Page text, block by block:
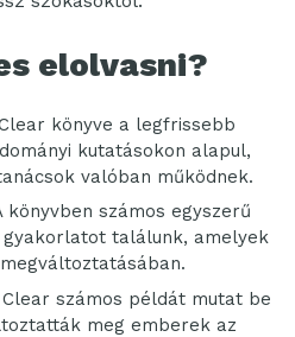
elolvasni?
könyve a legfrissebb
kutatásokon alapul,
valóban működnek.
könyvben számos egyszerű
találunk, amelyek
Clear számos példát mutat be
meg emberek az